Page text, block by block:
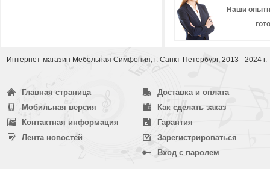
Наши
Интернет-магазин Мебельная Симфония, г. Санкт-Петербург, 2013 - 2024 г.
Главная страница
Мобильная версия
Контактная информация
Лента новостей
Доставка и оплата
Как сделать заказ
Гарантия
Зарегистрироваться
Вход с паролем